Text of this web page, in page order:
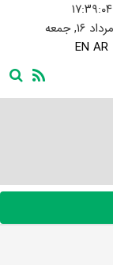
۱۷:۳۹:۰۵
EN AR